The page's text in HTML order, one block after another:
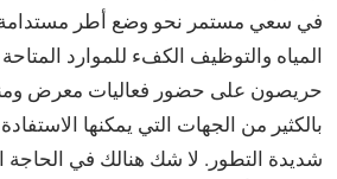
في سعي مستمر نحو وضع أطر
المياه والتوظيف الكفء للموارد المتاحة
حريصون على حضور فعاليات معرض
بالكثير من الجهات التي يمكنها
شديدة التطور. لا شك هنالك في الحاجة